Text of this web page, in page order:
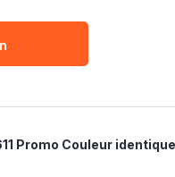
Promo Couleur